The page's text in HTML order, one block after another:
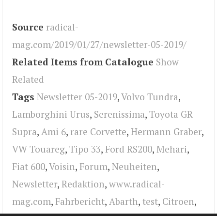
Source radical-
mag.com/2019/01/27/newsletter-05-2019/
Related Items from Catalogue Show
Related
Tags Newsletter 05-2019,Volvo Tundra,
Lamborghini Urus, Serenissima, Toyota GR
Supra, Ami 6, rare Corvette, Hermann Graber,
VW Touareg, Tipo 33, Ford RS200, Mehari,
Fiat 600,Voisin, Forum, Neuheiten,
Newsletter, Redaktion, www.radical-
mag.com, Fahrbericht, Abarth, test, Citroen,